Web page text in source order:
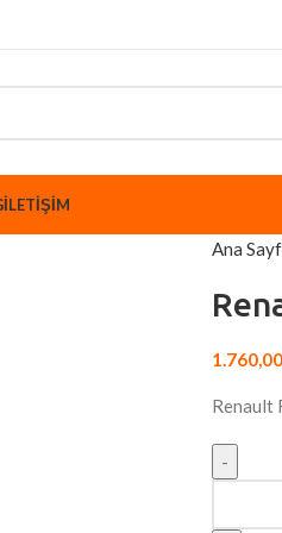
İLETIŞIM
Ana
1.760,00
Renault